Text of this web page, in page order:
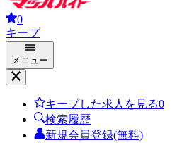
0
キープ
メニュー
キープした求人を見る0
検索履歴
新規会員登録(無料)